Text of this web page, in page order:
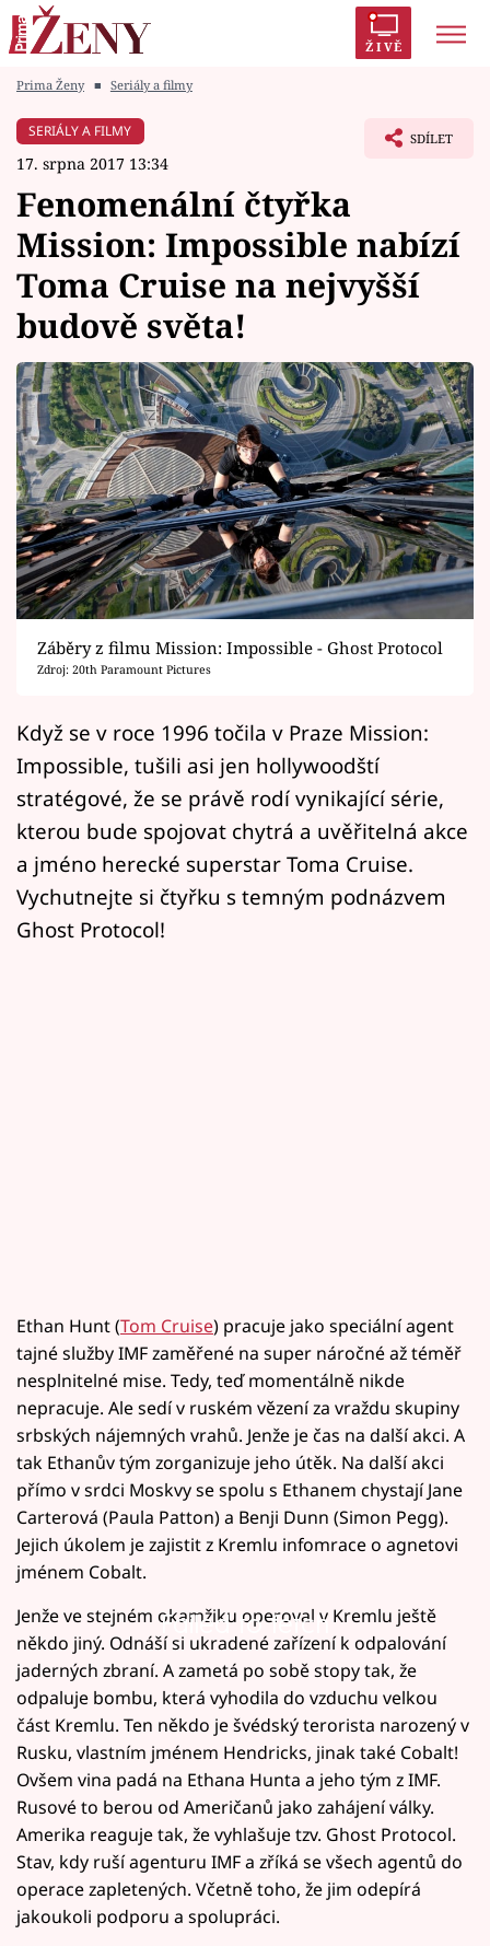
ŽIVĚ
Módní alarm
Témata
Celebrity
Vztahy
Seriály
Horoskopy
Sledujte prima+
Filmový festival Karlovy Vary
Pořady
Přihlášení
Sledujte nás
Prima Ženy ■ Seriály a filmy
SERIÁLY A FILMY
17. srpna 2017 13:34
SDÍLET
Fenomenální čtyřka
Mission: Impossible nabízí
Toma Cruise na nejvyšší
budově světa!
Záběry z filmu Mission: Impossible - Ghost Protocol
Zdroj: 20th Paramount Pictures
Když se v roce 1996 točila v Praze Mission:
Impossible, tušili asi jen hollywoodští
stratégové, že se právě rodí vynikající série,
kterou bude spojovat chytrá a uvěřitelná akce
a jméno herecké superstar Toma Cruise.
Vychutnejte si čtyřku s temným podnázvem
Ghost Protocol!
Ethan Hunt (Tom Cruise) pracuje jako speciální agent
tajné služby IMF zaměřené na super náročné až téměř
nesplnitelné mise. Tedy, teď momentálně nikde
nepracuje. Ale sedí v ruském vězení za vraždu skupiny
srbských nájemných vrahů. Jenže je čas na další akci. A
tak Ethanův tým zorganizuje jeho útěk. Na další akci
přímo v srdci Moskvy se spolu s Ethanem chystají Jane
Carterová (Paula Patton) a Benji Dunn (Simon Pegg).
Jejich úkolem je zajistit z Kremlu infomrace o agnetovi
jménem Cobalt.
Failed to fetch
Jenže ve stejném okamžiku operoval v Kremlu ještě
někdo jiný. Odnáší si ukradené zařízení k odpalování
jaderných zbraní. A zametá po sobě stopy tak, že
odpaluje bombu, která vyhodila do vzduchu velkou
část Kremlu. Ten někdo je švédský terorista narozený v
Rusku, vlastním jménem Hendricks, jinak také Cobalt!
Ovšem vina padá na Ethana Hunta a jeho tým z IMF.
Rusové to berou od Američanů jako zahájení války.
Amerika reaguje tak, že vyhlašuje tzv. Ghost Protocol.
Stav, kdy ruší agenturu IMF a zříká se všech agentů do
operace zapletených. Včetně toho, že jim odepírá
jakoukoli podporu a spolupráci.